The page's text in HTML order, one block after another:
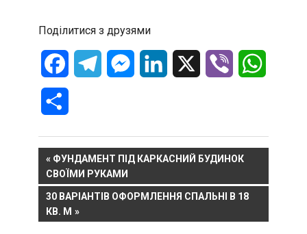
Поділитися з друзями
FacebookTelegramMessenger
LinkedIn Viber
Навигация
по
записям
PREVIOUS
POST:
ФУНДАМЕНТ ПІД КАРКАСНИЙ БУДИНОК
СВОЇМИ РУКАМИ
NEXT
POST:
30 ВАРІАНТІВ ОФОРМЛЕННЯ СПАЛЬНІ В 18
КВ. М